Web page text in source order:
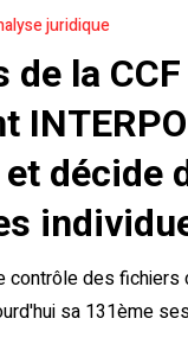
juridique
de la CCF
décide
contrôle des fichiers
sa 131ème